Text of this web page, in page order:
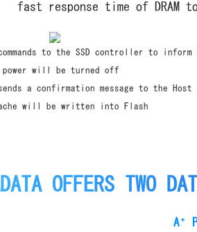
fast response time of DRAM
commands to the SSD controller to inform
will be turned off
a confirmation message to the Host
will be written into Flash
OFFERS TWO
A⁺